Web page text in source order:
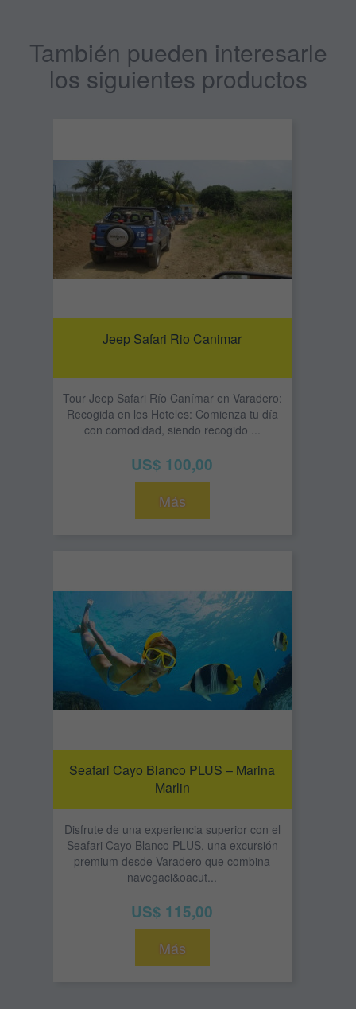
También pueden interesarle
los siguientes productos
Jeep Safari Rio Canimar
Tour Jeep Safari Río Canímar en Varadero:
Recogida en los Hoteles: Comienza tu día
con comodidad, siendo recogido ...
US$ 100,00
Más
Seafari Cayo Blanco PLUS – Marina
Marlin
Disfrute de una experiencia superior con el
Seafari Cayo Blanco PLUS, una excursión
premium desde Varadero que combina
navegaci&oacut...
US$ 115,00
Más